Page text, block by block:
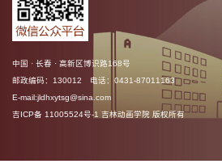
中国 · 长春 · 高新区博识路168号
邮政编码：130012 电话：0431-87011163
E-mail:jldhxytsg@sina.com
吉ICP备 11005524号-1 吉林动画学院 版权所有